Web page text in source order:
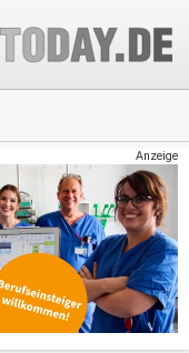
Anzeige